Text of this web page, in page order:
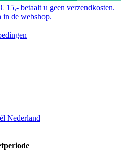
15,- betaalt u geen verzendkosten.
de webshop.
Nederland